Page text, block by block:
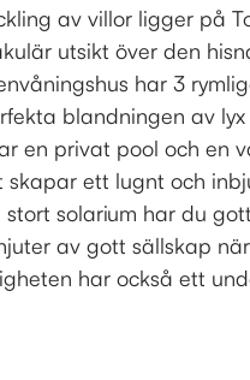
av villor ligger på
utsikt över den
har 3
blandningen av lyx
en privat pool och en
ett lugnt och
stort solarium har du
av gott sällskap
har också ett